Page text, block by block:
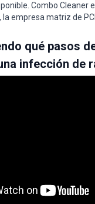
Combo Cleaner
, la empresa matriz de
qué pasos
infección de